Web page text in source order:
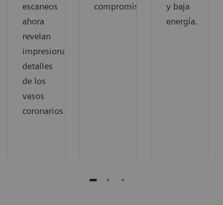
escaneos
ahora
revelan
impresionantes
detalles
de los
vasos
coronarios.
compromiso.
y baja
energía.